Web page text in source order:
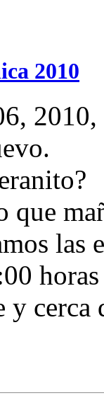
2010
que
las
y cerca